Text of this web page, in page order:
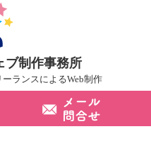
ブ制作事務所
ランスによるWeb制作
について
作サービス